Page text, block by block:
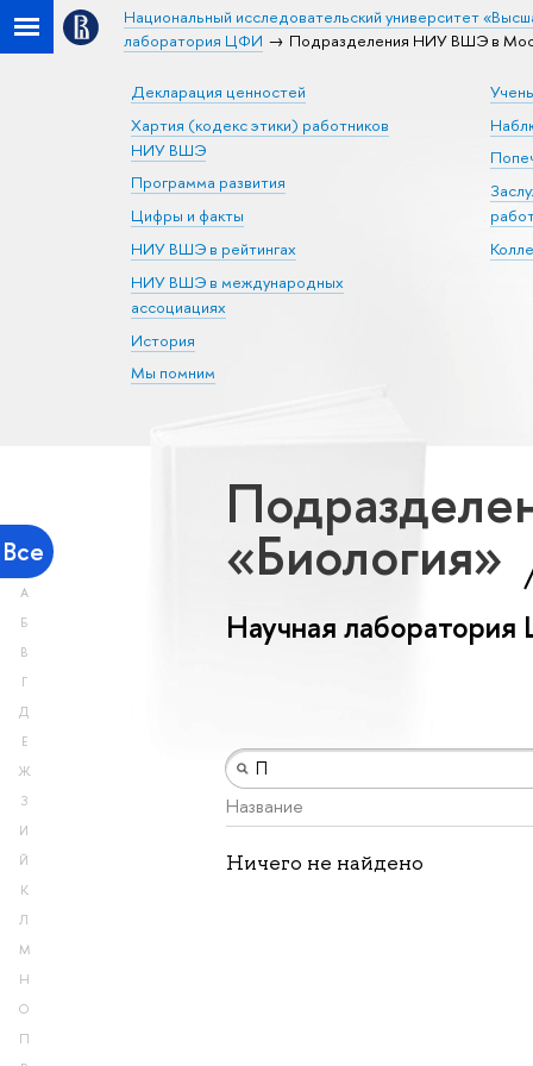
Национальный исследовательский университет
лаборатория ЦФИ
Подразделения НИУ ВШЭ в
Декларация ценностей
Хартия (кодекс этики) работников
НИУ ВШЭ
Программа развития
Цифры и факты
НИУ ВШЭ в рейтингах
НИУ ВШЭ в международных
ассоциациях
История
Мы помним
Все
А
Б
В
Г
Д
Е
Ж
З
И
Й
К
Л
М
Н
О
П
«Биология»
Научная
Название
Ничего не найдено